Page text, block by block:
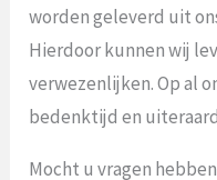
worden geleverd uit
Hierdoor kunnen wij
verwezenlijken. Op al
bedenktijd en
Mocht u vragen